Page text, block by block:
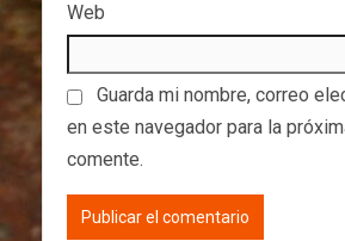
Web
Guarda mi nombre, correo
en este navegador para la
comente.